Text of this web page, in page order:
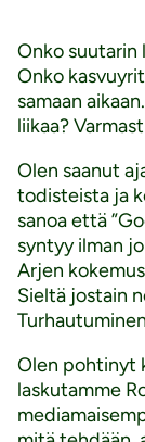
Onko suutarin
Onko
samaan
liikaa?
Olen saanut
todisteista ja
sanoa että
syntyy ilman
Arjen
Sieltä jostain
Olen pohtinyt
laskutamme